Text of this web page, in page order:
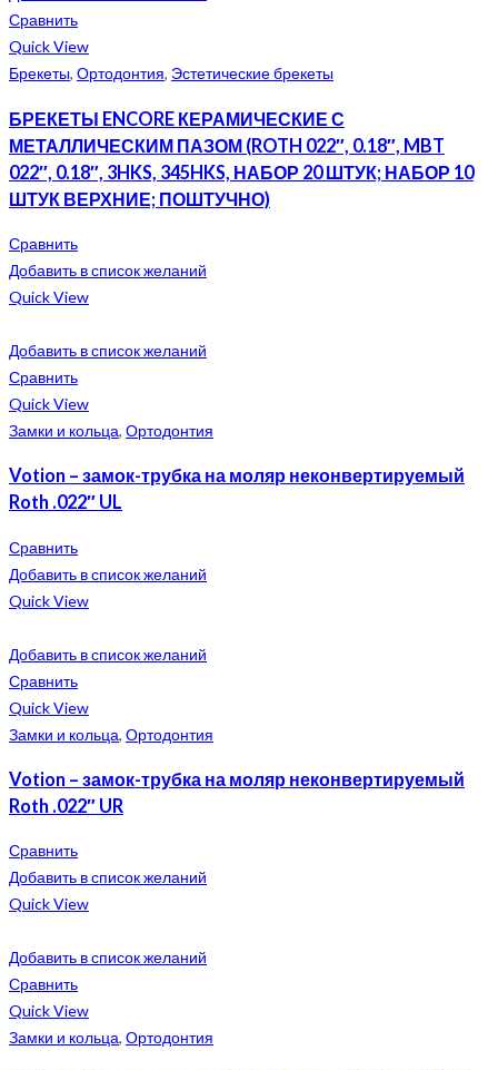
Сравнить
Quick View
Брекеты, Ортодонтия, Эстетические брекеты
БРЕКЕТЫ ENCORE КЕРАМИЧЕСКИЕ С
МЕТАЛЛИЧЕСКИМ ПАЗОМ (ROTH 022″, 0.18″, MBT
022″, 0.18″, 3HKS, 345HKS, НАБОР 20 ШТУК; НАБОР 10
ШТУК ВЕРХНИЕ; ПОШТУЧНО)
Сравнить
Добавить в список желаний
Quick View
Добавить в список желаний
Сравнить
Quick View
Замки и кольца, Ортодонтия
Votion – замок-трубка на моляр неконвертируемый
Roth .022″ UL
Сравнить
Добавить в список желаний
Quick View
Добавить в список желаний
Сравнить
Quick View
Замки и кольца, Ортодонтия
Votion – замок-трубка на моляр неконвертируемый
Roth .022″ UR
Сравнить
Добавить в список желаний
Quick View
Добавить в список желаний
Сравнить
Quick View
Замки и кольца, Ортодонтия